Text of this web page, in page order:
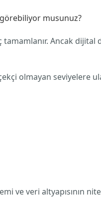
musunuz?
Ancak dijital
olmayan seviyelere
ve veri altyapısının